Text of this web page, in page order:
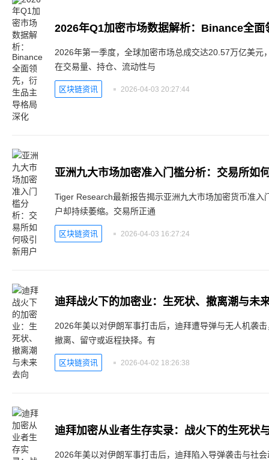
2026年Q1加密市场数据解析：Binance全面
2026年第一季度，全球加密市场总成交达20.57万亿美元
在交易量、持仓、流动性与
区块链资讯 2026-04-03 20:27:44
亚洲九大市场加密准入门槛分析：交易所如
Tiger Research最新报告揭示亚洲九大市场加密货币准入
户却持续萎缩。交易所正通
区块链资讯 2026-04-03 16:27:24
迪拜战火下的加密业：生死状、撤离潮与未
2026年美以对伊朗军事打击后，迪拜遭导弹与无人机袭
撤离、留守或返程抉择。有
区块链资讯 2026-04-02 18:26:38
迪拜加密从业者生存实录：战火下的生死状
2026年美以对伊朗军事打击后，迪拜陷入导弹袭击与社